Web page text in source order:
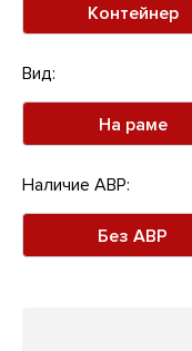
Контейнер
Вид:
На раме
Наличие АВР:
Без АВР